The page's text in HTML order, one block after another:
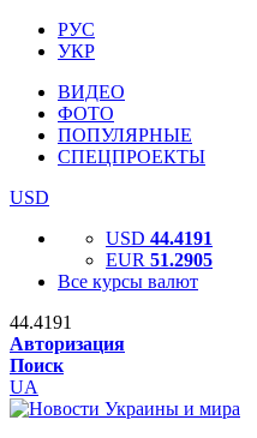
РУС
УКР
ВИДЕО
ФОТО
ПОПУЛЯРНЫЕ
СПЕЦПРОЕКТЫ
USD
USD 44.4191
EUR 51.2905
Все курсы валют
44.4191
Авторизация
Поиск
UA